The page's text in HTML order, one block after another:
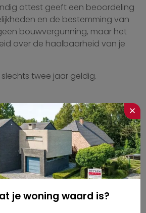
×
je woning waard is?
attest geeft een beoordeling
en de bestemming van
bouwvergunning, maar het
over de haalbaarheid van je
twee jaar geldig.
een bouwgrond. Kijk
het perceel ligt;
werd
gelden.